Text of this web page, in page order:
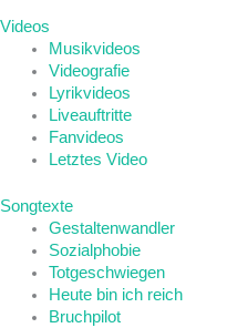
Videos
Musikvideos
Videografie
Lyrikvideos
Liveauftritte
Fanvideos
Letztes Video
Songtexte
Gestaltenwandler
Sozialphobie
Totgeschwiegen
Heute bin ich reich
Bruchpilot